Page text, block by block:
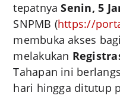
tepatnyaSenin, 5
SNPMB (https://
membuka akses
melakukan
Tahapan ini
hari hingga ditutup